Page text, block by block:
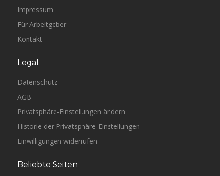
Impressum
Für Arbeitgeber
Kontakt
Legal
Datenschutz
AGB
Privatsphäre-Einstellungen ändern
Historie der Privatsphäre-Einstellungen
Einwilligungen widerrufen
Beliebte Seiten